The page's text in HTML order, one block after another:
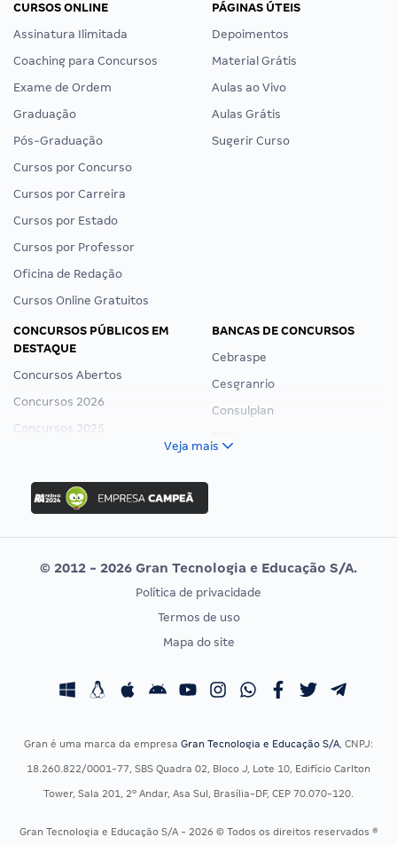
CURSOS ONLINE
Assinatura Ilimitada
Coaching para Concursos
Exame de Ordem
Graduação
Pós-Graduação
Cursos por Concurso
Cursos por Carreira
Cursos por Estado
Cursos por Professor
Oficina de Redação
Cursos Online Gratuitos
PÁGINAS ÚTEIS
Depoimentos
Material Grátis
Aulas ao Vivo
Aulas Grátis
Sugerir Curso
CONCURSOS PÚBLICOS EM
DESTAQUE
Concursos Abertos
Concursos 2026
Concursos 2025
Concurso Ibama
Concurso MPU
Editais publicados
BANCAS DE CONCURSOS
Cebraspe
Cesgranrio
Consulplan
Vunesp
CONCURSOS POR PROFISSÃO
Concursos Fiscais
Concursos Saúde
Residência Multiprofissional
EXAME DE ORDEM
Calendário OAB
Veja mais
© 2012 - 2026 Gran Tecnologia e Educação S/A.
Política de privacidade
Termos de uso
Mapa do site
Gran é uma marca da empresa Gran Tecnologia e Educação S/A, CNPJ:
18.260.822/0001-77, SBS Quadra 02, Bloco J, Lote 10, Edifício Carlton
Tower, Sala 201, 2º Andar, Asa Sul, Brasília-DF, CEP 70.070-120.
Gran Tecnologia e Educação S/A - 2026 © Todos os direitos reservados ®